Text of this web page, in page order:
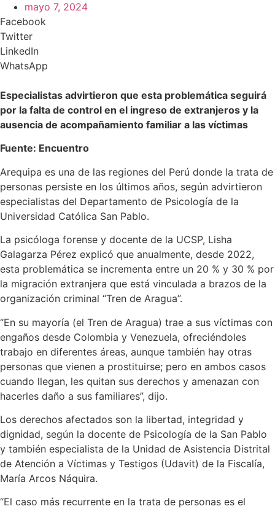
mayo 7, 2024
Facebook
Twitter
LinkedIn
WhatsApp
Especialistas advirtieron que esta problemática seguirá
por la falta de control en el ingreso de extranjeros y la
ausencia de acompañamiento familiar a las víctimas
Fuente: Encuentro
Arequipa es una de las regiones del Perú donde la trata de
personas persiste en los últimos años, según advirtieron
especialistas del Departamento de Psicología de la
Universidad Católica San Pablo.
La psicóloga forense y docente de la UCSP, Lisha
Galagarza Pérez explicó que anualmente, desde 2022,
esta problemática se incrementa entre un 20 % y 30 % por
la migración extranjera que está vinculada a brazos de la
organización criminal “Tren de Aragua”.
“En su mayoría (el Tren de Aragua) trae a sus víctimas con
engaños desde Colombia y Venezuela, ofreciéndoles
trabajo en diferentes áreas, aunque también hay otras
personas que vienen a prostituirse; pero en ambos casos
cuando llegan, les quitan sus derechos y amenazan con
hacerles daño a sus familiares”, dijo.
Los derechos afectados son la libertad, integridad y
dignidad, según la docente de Psicología de la San Pablo
y también especialista de la Unidad de Asistencia Distrital
de Atención a Víctimas y Testigos (Udavit) de la Fiscalía,
María Arcos Náquira.
“El caso más recurrente en la trata de personas es el